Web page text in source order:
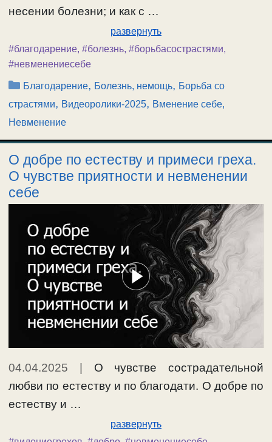
несении болезни; и как с …
развернуть
#благодарение, #болезнь, #борьбасострастями,
#невменениесебе
Рубрики
Благодарение, Болезнь, немощь, Борьба со
страстями, Видеоролики-2025, Вменение себе,
Невменение
О добре по естеству и примеси греха.
О чувстве приятности и невменении
себе
04.04.2025
О чувстве сострадательной
любви по естеству и по благодати. О добре по
естеству и …
развернуть